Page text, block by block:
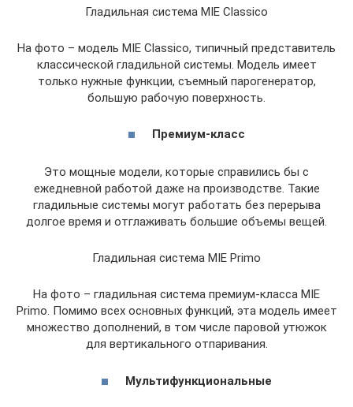
Гладильная система MIE Classico
На фото – модель MIE Classico, типичный представитель
классической гладильной системы. Модель имеет
только нужные функции, съемный парогенератор,
большую рабочую поверхность.
Премиум-класс
Это мощные модели, которые справились бы с
ежедневной работой даже на производстве. Такие
гладильные системы могут работать без перерыва
долгое время и отглаживать большие объемы вещей.
Гладильная система MIE Primo
На фото – гладильная система премиум-класса MIE
Primo. Помимо всех основных функций, эта модель имеет
множество дополнений, в том числе паровой утюжок
для вертикального отпаривания.
Мультифункциональные